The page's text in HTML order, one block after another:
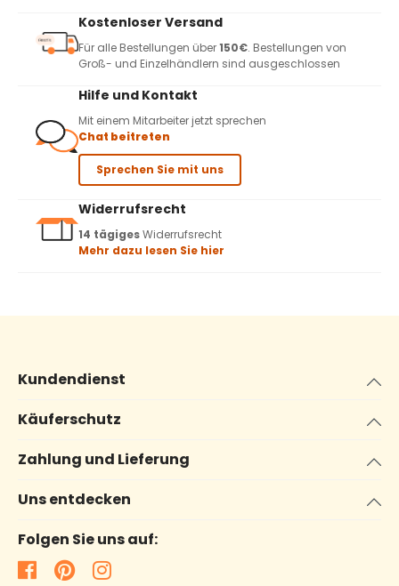
Kostenloser Versand
Für alle Bestellungen über150€. Bestellungen von
Groß- und Einzelhändlern sind ausgeschlossen
Hilfe und Kontakt
Mit einem Mitarbeiter jetzt sprechen
Chat beitreten
Sprechen Sie mit uns
Widerrufsrecht
14 tägigesWiderrufsrecht
Mehr dazu lesen Sie hier
Kundendienst
Käuferschutz
Zahlung und Lieferung
Uns entdecken
Folgen Sie uns auf: